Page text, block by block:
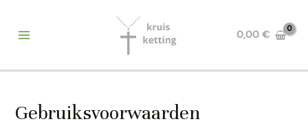
Menu
0,00€
Gebruiksvoorwaarden